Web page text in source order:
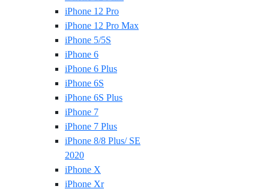
iPhone 12 Pro
iPhone 12 Pro Max
iPhone 5/5S
iPhone 6
iPhone 6 Plus
iPhone 6S
iPhone 6S Plus
iPhone 7
iPhone 7 Plus
iPhone 8/8 Plus/ SE
2020
iPhone X
iPhone Xr